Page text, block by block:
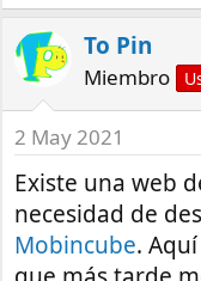
To Pin
Miembro
2 May 2021
Existe una web
necesidad de
Mobincube.